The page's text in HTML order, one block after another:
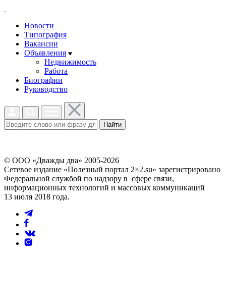
Новости
Типография
Вакансии
Объявления
Недвижимость
Работа
Биографии
Руководство
Найти
© ООО «Дважды два» 2005-2026
Сетевое издание «Полезный портал 2×2.su» зарегистрировано
Федеральной службой по надзору в сфере связи,
информационных технологий и массовых коммуникаций
13 июля 2018 года.